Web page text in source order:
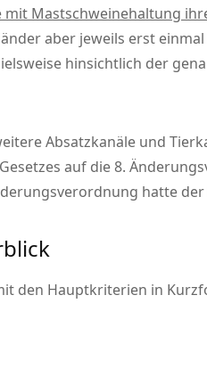
mit Mastschweinehaltung
aber jeweils erst
hinsichtlich der
Absatzkanäle und
auf die 8.
hatte
den Hauptkriterien in